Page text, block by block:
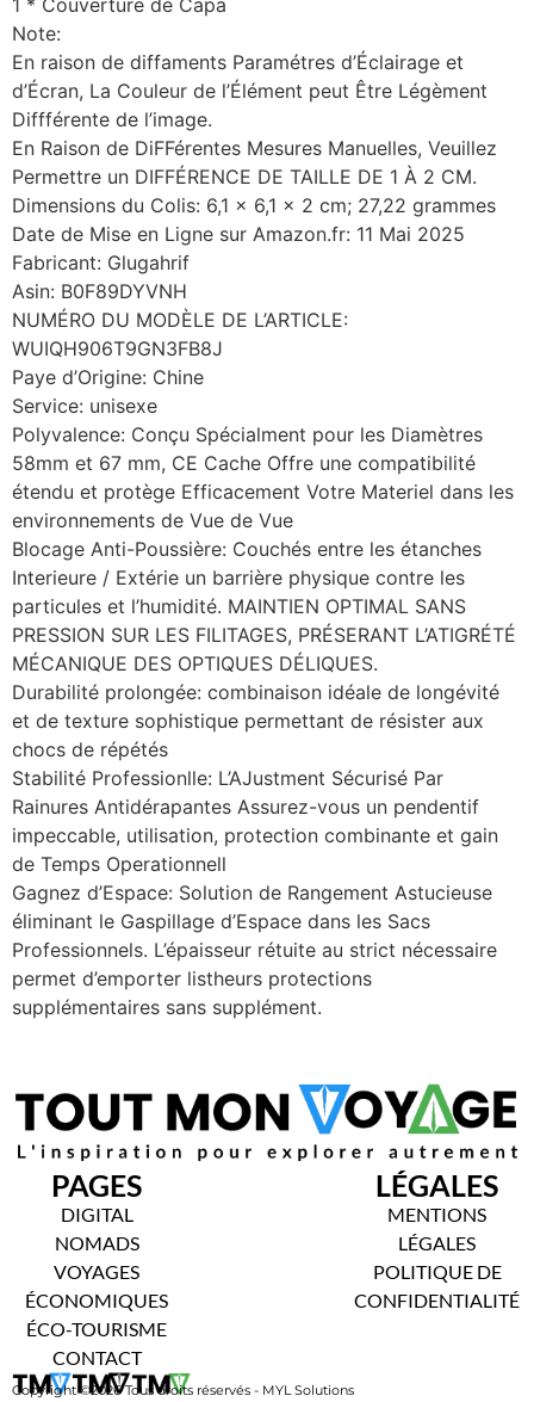
1 * Couverture de Capa
Note:
En raison de diffaments Paramétres d’Éclairage et
d’Écran, La Couleur de l’Élément peut Être Légèment
Diffférente de l’image.
En Raison de DiFFérentes Mesures Manuelles, Veuillez
Permettre un DIFFÉRENCE DE TAILLE DE 1 À 2 CM.
Dimensions du Colis: 6,1 x 6,1 x 2 cm; 27,22 grammes
Date de Mise en Ligne sur Amazon.fr: 11 Mai 2025
Fabricant: Glugahrif
Asin: B0F89DYVNH
NUMÉRO DU MODÈLE DE L’ARTICLE:
WUIQH906T9GN3FB8J
Paye d’Origine: Chine
Service: unisexe
Polyvalence: Conçu Spécialment pour les Diamètres
58mm et 67 mm, CE Cache Offre une compatibilité
étendu et protège Efficacement Votre Materiel dans les
environnements de Vue de Vue
Blocage Anti-Poussière: Couchés entre les étanches
Interieure / Extérie un barrière physique contre les
particules et l’humidité. MAINTIEN OPTIMAL SANS
PRESSION SUR LES FILITAGES, PRÉSERANT L’ATIGRÉTÉ
MÉCANIQUE DES OPTIQUES DÉLIQUES.
Durabilité prolongée: combinaison idéale de longévité
et de texture sophistique permettant de résister aux
chocs de répétés
Stabilité Professionlle: L’AJustment Sécurisé Par
Rainures Antidérapantes Assurez-vous un pendentif
impeccable, utilisation, protection combinante et gain
de Temps Operationnell
Gagnez d’Espace: Solution de Rangement Astucieuse
éliminant le Gaspillage d’Espace dans les Sacs
Professionnels. L’épaisseur rétuite au strict nécessaire
permet d’emporter listheurs protections
supplémentaires sans supplément.
PAGES
DIGITAL
NOMADS
VOYAGES
ÉCONOMIQUES
ÉCO-TOURISME
CONTACT
LÉGALES
MENTIONS
LÉGALES
POLITIQUE DE
CONFIDENTIALITÉ
Copyright ©2026 Tous droits réservés - MYL Solutions